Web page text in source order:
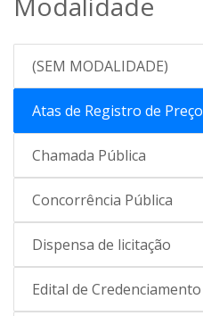
(SEM MODALIDADE)
Atas de Registro de Preço
Chamada Pública
Concorrência Pública
Dispensa de licitação
Edital de Credenciamento